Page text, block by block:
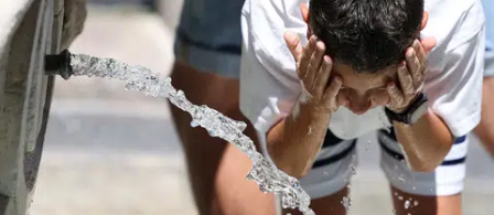
Bingöl
Bitlis
Bolu
Burdur
Bursa